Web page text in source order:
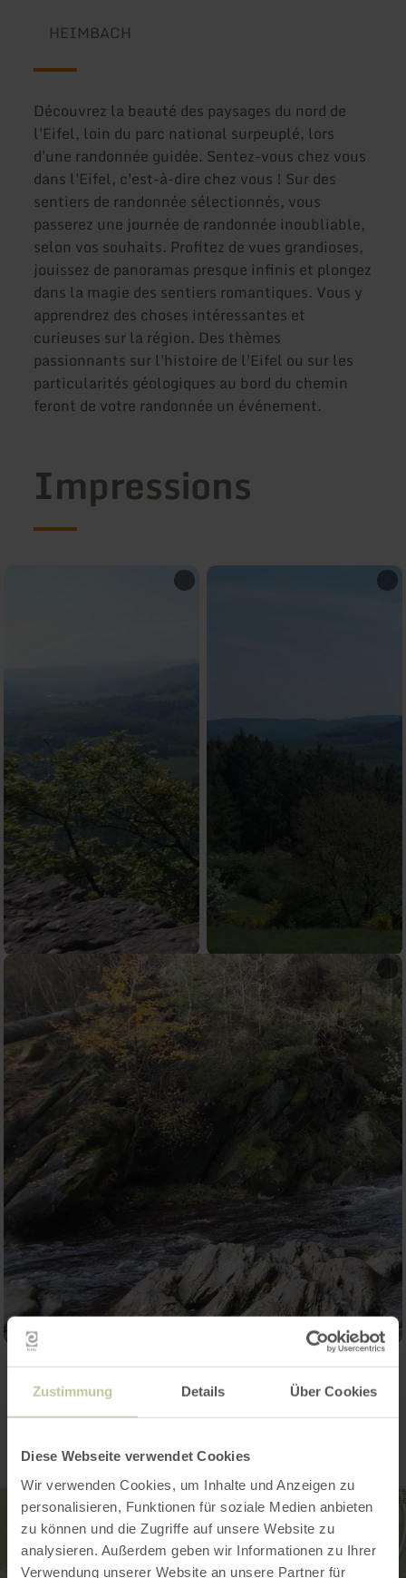
Zustimmung Details Über Cookies
Diese Webseite verwendet Cookies
Wir verwenden Cookies, um Inhalte und Anzeigen zu
personalisieren, Funktionen für soziale Medien anbieten
zu können und die Zugriffe auf unsere Website zu
analysieren. Außerdem geben wir Informationen zu Ihrer
Verwendung unserer Website an unsere Partner für
HEIMBACH
Découvrez la beauté des paysages du nord de
l'Eifel, loin du parc national surpeuplé, lors
d'une randonnée guidée. Sentez-vous chez vous
dans l'Eifel, c'est-à-dire chez vous ! Sur des
sentiers de randonnée sélectionnés, vous
passerez une journée de randonnée inoubliable,
selon vos souhaits. Profitez de vues grandioses,
jouissez de panoramas presque infinis et plongez
dans la magie des sentiers romantiques. Vous y
apprendrez des choses intéressantes et
curieuses sur la région. Des thèmes
passionnants sur l'histoire de l'Eifel ou sur les
particularités géologiques au bord du chemin
feront de votre randonnée un événement.
Impressions
Contact